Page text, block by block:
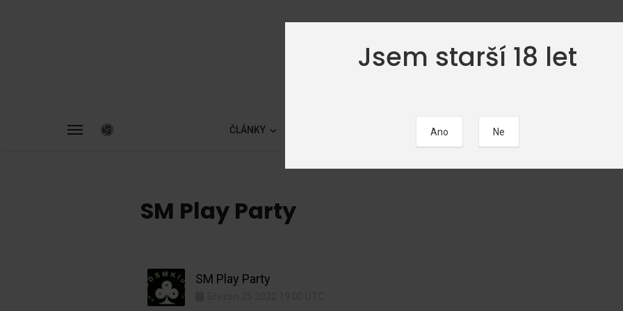
ČLÁNKY FOTOGALERIE EROTICKÉ POVÍDKY
SM Play Party
SM Play Party
Jsem starší 18 let